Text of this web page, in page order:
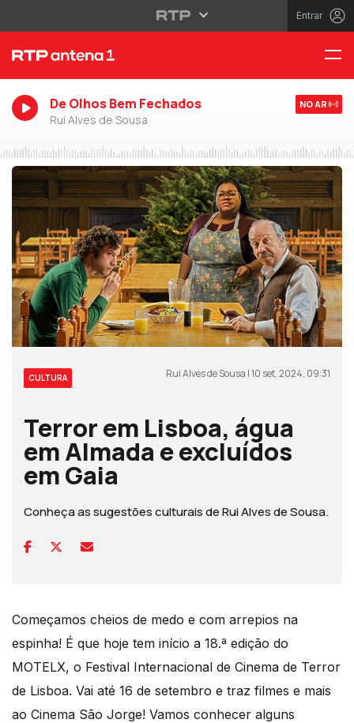
Entrar
De Olhos Bem Fechados
Rui Alves de Sousa
NO AR
CULTURA Rui Alves de Sousa | 10 set, 2024, 09:31
Terror em Lisboa, água
em Almada e excluídos
em Gaia
Conheça as sugestões culturais de Rui Alves de Sousa.
Começamos cheios de medo e com arrepios na
espinha! É que hoje tem início a 18.ª edição do
MOTELX, o Festival Internacional de Cinema de Terror
de Lisboa. Vai até 16 de setembro e traz filmes e mais
ao Cinema São Jorge! Vamos conhecer alguns